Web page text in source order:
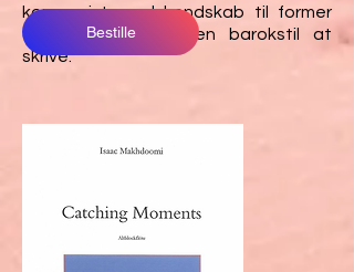
komponist med kendskab til former
og affekter, med en barokstil at
skrive."
Bestille